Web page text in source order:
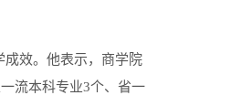
成效。他表示，商学院
流本科专业3个、省一